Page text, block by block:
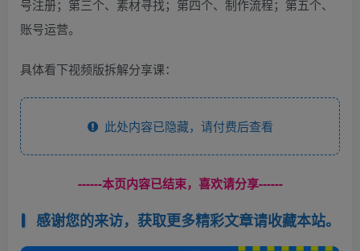
号注册；第三个、素材寻找；第四个、制作流程；第五个、
账号运营。
具体看下视频版拆解分享课：
此处内容已隐藏，请付费后查看
------本页内容已结束，喜欢请分享------
感谢您的来访，获取更多精彩文章请收藏本站。